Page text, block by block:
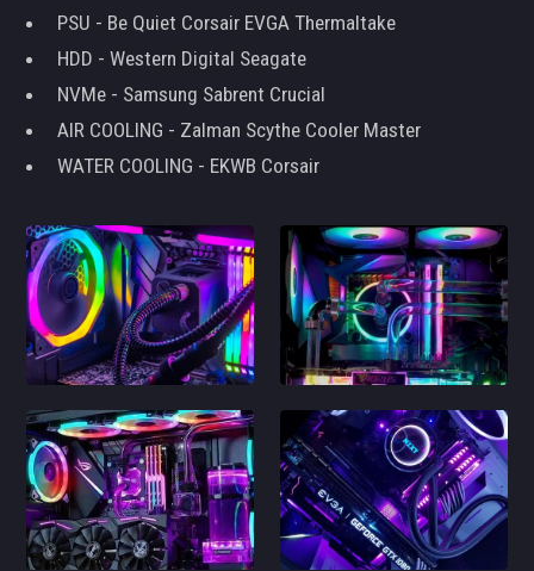
PSU - Be Quiet Corsair EVGA Thermaltake
HDD - Western Digital Seagate
NVMe - Samsung Sabrent Crucial
AIR COOLING - Zalman Scythe Cooler Master
WATER COOLING - EKWB Corsair